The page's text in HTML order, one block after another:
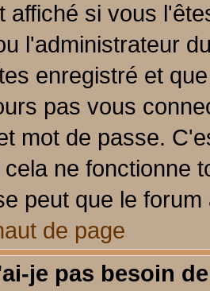
affiché si vous
l'administrateur
enregistré et
pas vous
mot de passe.
ne fonctionne
peut que le
de page
je pas besoin